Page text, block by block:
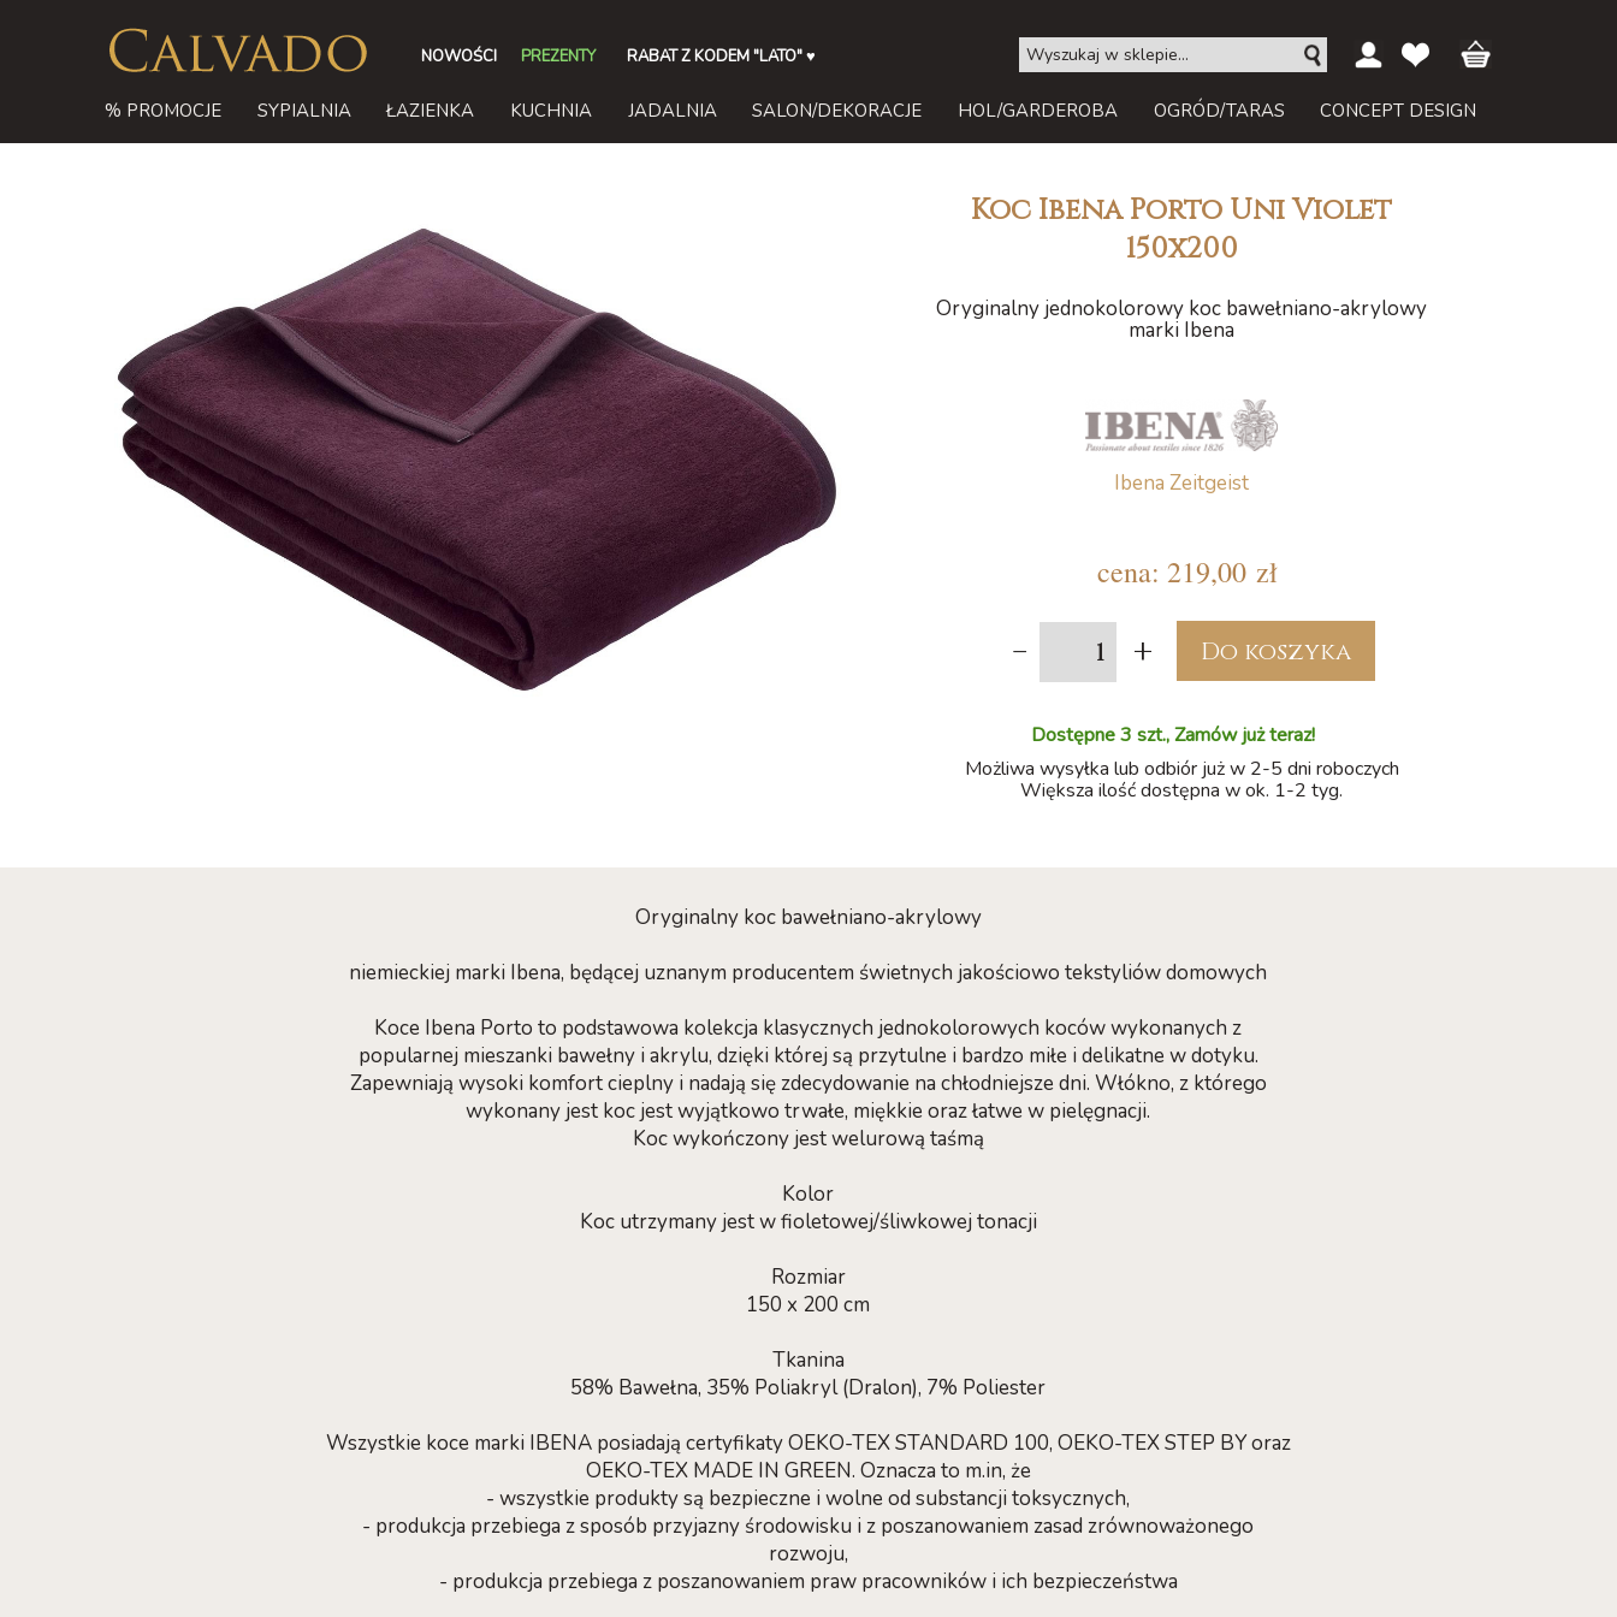
NOWOŚCI PREZENTY RABAT Z KODEM "LATO"♥
% PROMOCJE SYPIALNIA ŁAZIENKA KUCHNIA JADALNIA SALON/DEKORACJE HOL/GARDEROBA OGRÓD/TARAS CONCEPT DESIGN
Koc Ibena Porto Uni Violet
150x200
Oryginalny jednokolorowy koc bawełniano-akrylowy
marki Ibena
Ibena Zeitgeist
cena: 219,00 zł
- + Do koszyka
Dostępne 3 szt., Zamów już teraz!
Możliwa wysyłka lub odbiór już w 2-5 dni roboczych
Większa ilość dostępna w ok. 1-2 tyg.
Oryginalny koc bawełniano-akrylowy
niemieckiej marki Ibena, będącej uznanym producentem świetnych jakościowo tekstyliów domowych
Koce Ibena Porto to podstawowa kolekcja klasycznych jednokolorowych koców wykonanych z
popularnej mieszanki bawełny i akrylu, dzięki której są przytulne i bardzo miłe i delikatne w dotyku.
Zapewniają wysoki komfort cieplny i nadają się zdecydowanie na chłodniejsze dni. Włókno, z którego
wykonany jest koc jest wyjątkowo trwałe, miękkie oraz łatwe w pielęgnacji.
Koc wykończony jest welurową taśmą
Kolor
Koc utrzymany jest w fioletowej/śliwkowej tonacji
Rozmiar
150 x 200 cm
Tkanina
58% Bawełna, 35% Poliakryl (Dralon), 7% Poliester
Wszystkie koce marki IBENA posiadają certyfikaty OEKO-TEX STANDARD 100, OEKO-TEX STEP BY oraz
OEKO-TEX MADE IN GREEN. Oznacza to m.in, że
- wszystkie produkty są bezpieczne i wolne od substancji toksycznych,
- produkcja przebiega z sposób przyjazny środowisku i z poszanowaniem zasad zrównoważonego
rozwoju,
- produkcja przebiega z poszanowaniem praw pracowników i ich bezpieczeństwa